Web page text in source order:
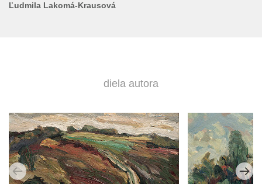
Ľudmila Lakomá-Krausová
diela autora